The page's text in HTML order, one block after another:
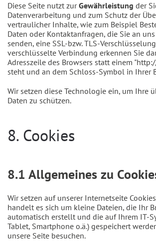
Diese Seite nutzt zurGewährleistung der
Datenverarbeitung und zum Schutz der
vertraulicher Inhalte, wie zum Beispiel
Daten oder Kontaktanfragen, die Sie an
senden, eine SSL-bzw. TLS-
verschlüsselte Verbindung erkennen Sie
Adresszeile des Browsers statt einem
steht und an dem Schloss-Symbol in Ihrer
Wir setzen diese Technologie ein, um Ihre
Daten zu schützen.
8. Cookies
8.1 Allgemeines zu
Wir setzen auf unserer Internetseite
handelt es sich um kleine Dateien, die Ihr
automatisch erstellt und die auf Ihrem IT-
Tablet, Smartphone o.ä.) gespeichert
unsere Seite besuchen.